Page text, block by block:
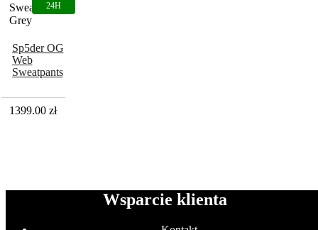
Sp5der OG
Web
Sweatpants
1399.00 zł
Wsparcie klienta